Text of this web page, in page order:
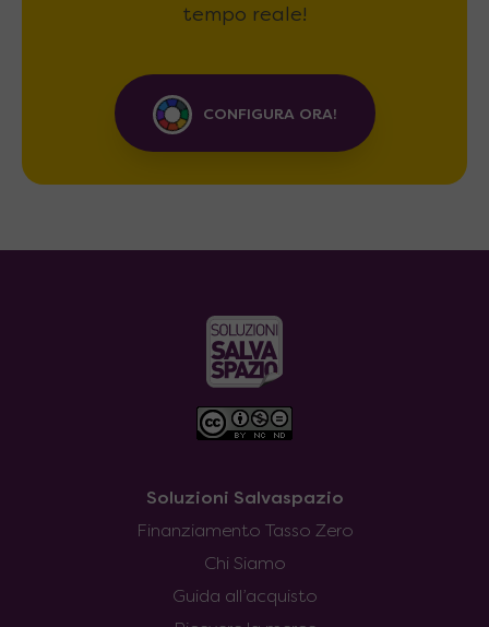
tempo reale!
CONFIGURA ORA!
Soluzioni Salvaspazio
Finanziamento Tasso Zero
Chi Siamo
Guida all’acquisto